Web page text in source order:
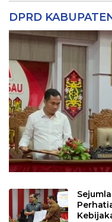
DPRD